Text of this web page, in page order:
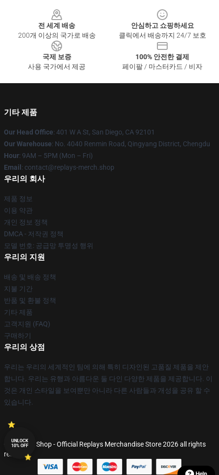
전 세계 배송
200개 이상의 국가로 배송
안심하고 쇼핑하세요
클릭에서 배송까지 24/7 보호
국제 보증
사용 국가에서 제공
100% 안전한 결제
페이팔 / 마스터카드 / 비자
기타 제품
Our Head Office: 401 W A St, San Diego, CA 92101
Our Warehouse: No. 4040 Renmin Road, Qingyang District, Chengdu
Hour: 9AM – 5PM (Mon – Fri)
Email : contact@replays-merch.shop
우리의 회사
제품 정보
이용 약관
개인 정보 정책
DMCA - 저작권 정책
모델 번호: 공급망 투명성 행위
우리의 지원
배송 및 배송 정책
지불 기간
반품 및 환불 정책
기타 제품
고객지원 (FAQ)
구매하기
우리의 상점
우리는 우리의 세계적인 팀에 의해 특히 디자인된 고품질 제품을 제안
합니다. 우리는 유행과 아름다운 둘 다인 다양한 제품을 제공합니다. 이
것은 개인 스타일을 보여뿐만 아니라 다른 사람들과 개성을 공유 할 수
있습니다.
© Replays Shop - Official Replays Merchandise Store 2026 all rights
reserved
UNLOCK
10% OFF